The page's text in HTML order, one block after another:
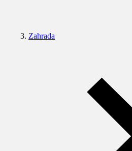
Zahrada